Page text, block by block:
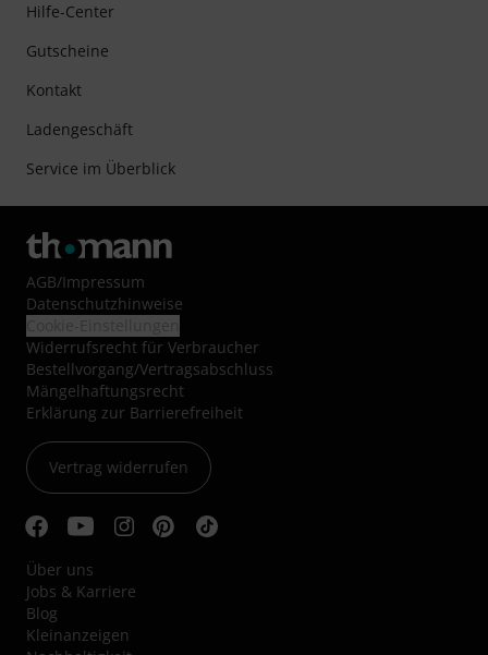
Hilfe-Center
Gutscheine
Kontakt
Ladengeschäft
Service im Überblick
AGB/Impressum
Datenschutzhinweise
Widerrufsrecht für Verbraucher
Bestellvorgang/Vertragsabschluss
Mängelhaftungsrecht
Erklärung zur Barrierefreiheit
Vertrag widerrufen
Über uns
Jobs & Karriere
Blog
Kleinanzeigen